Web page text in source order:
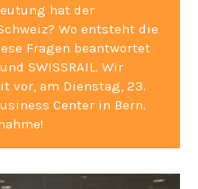
hat der
Wo entsteht die
Fragen beantwortet
SWISSRAIL. Wir
vor, am Dienstag, 23.
Center in Bern.